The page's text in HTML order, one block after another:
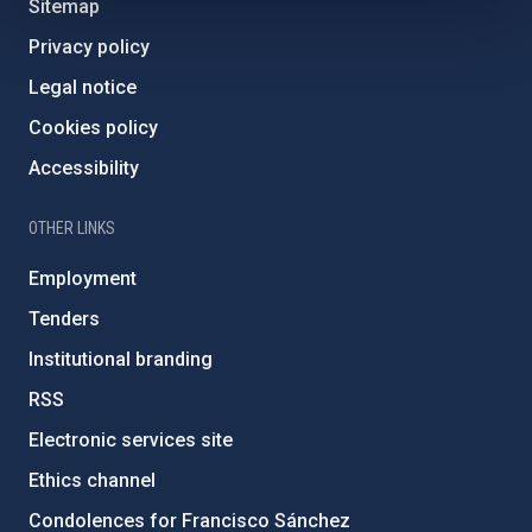
Sitemap
Privacy policy
Legal notice
Cookies policy
Accessibility
OTHER LINKS
Employment
Tenders
Institutional branding
RSS
Electronic services site
Ethics channel
Condolences for Francisco Sánchez